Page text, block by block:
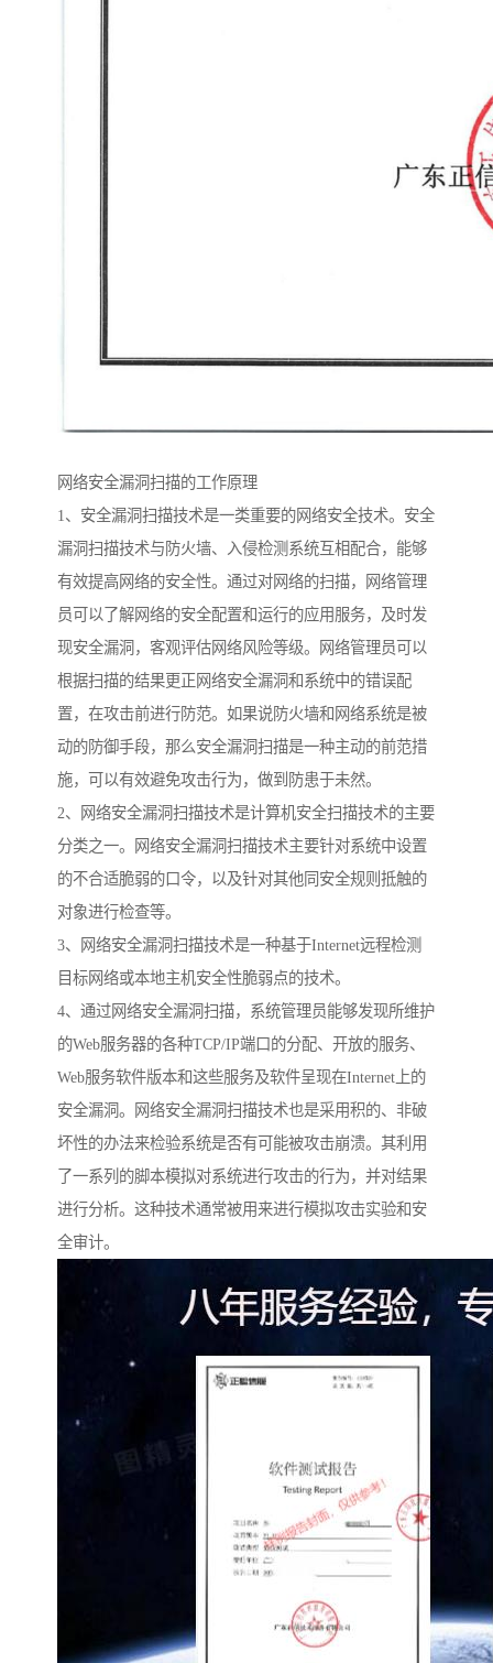
网络安全漏洞扫描的工作原理
1、安全漏洞扫描技术是一类重要的网络安全技术。安全
漏洞扫描技术与防火墙、入侵检测系统互相配合，能够
有效提高网络的安全性。通过对网络的扫描，网络管理
员可以了解网络的安全配置和运行的应用服务，及时发
现安全漏洞，客观评估网络风险等级。网络管理员可以
根据扫描的结果更正网络安全漏洞和系统中的错误配
置，在攻击前进行防范。如果说防火墙和网络系统是被
动的防御手段，那么安全漏洞扫描是一种主动的前范措
施，可以有效避免攻击行为，做到防患于未然。
2、网络安全漏洞扫描技术是计算机安全扫描技术的主要
分类之一。网络安全漏洞扫描技术主要针对系统中设置
的不合适脆弱的口令，以及针对其他同安全规则抵触的
对象进行检查等。
3、网络安全漏洞扫描技术是一种基于Internet远程检测
目标网络或本地主机安全性脆弱点的技术。
4、通过网络安全漏洞扫描，系统管理员能够发现所维护
的Web服务器的各种TCP/IP端口的分配、开放的服务、
Web服务软件版本和这些服务及软件呈现在Internet上的
安全漏洞。网络安全漏洞扫描技术也是采用积的、非破
坏性的办法来检验系统是否有可能被攻击崩溃。其利用
了一系列的脚本模拟对系统进行攻击的行为，并对结果
进行分析。这种技术通常被用来进行模拟攻击实验和安
全审计。